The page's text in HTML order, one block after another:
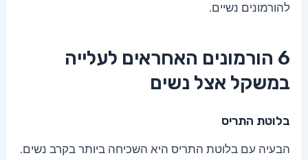
להורמונים נשיים.
6 הורמונים האחראים לעלייה
במשקל אצל נשים
בלוטת התריס
הבעיה עם בלוטת התריס היא השכיחה ביותר בקרב נשים.